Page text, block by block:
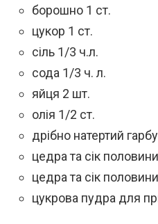
борошно 1 ст.
цукор 1 ст.
сіль 1/3 ч.л.
сода 1/3 ч. л.
яйця 2 шт.
олія 1/2 ст.
дрібно натертий
цедра та сік
цедра та сік
цукрова пудра для